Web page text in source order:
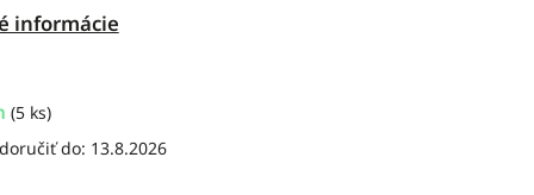
informácie
(5 ks)
do: 13.8.2026